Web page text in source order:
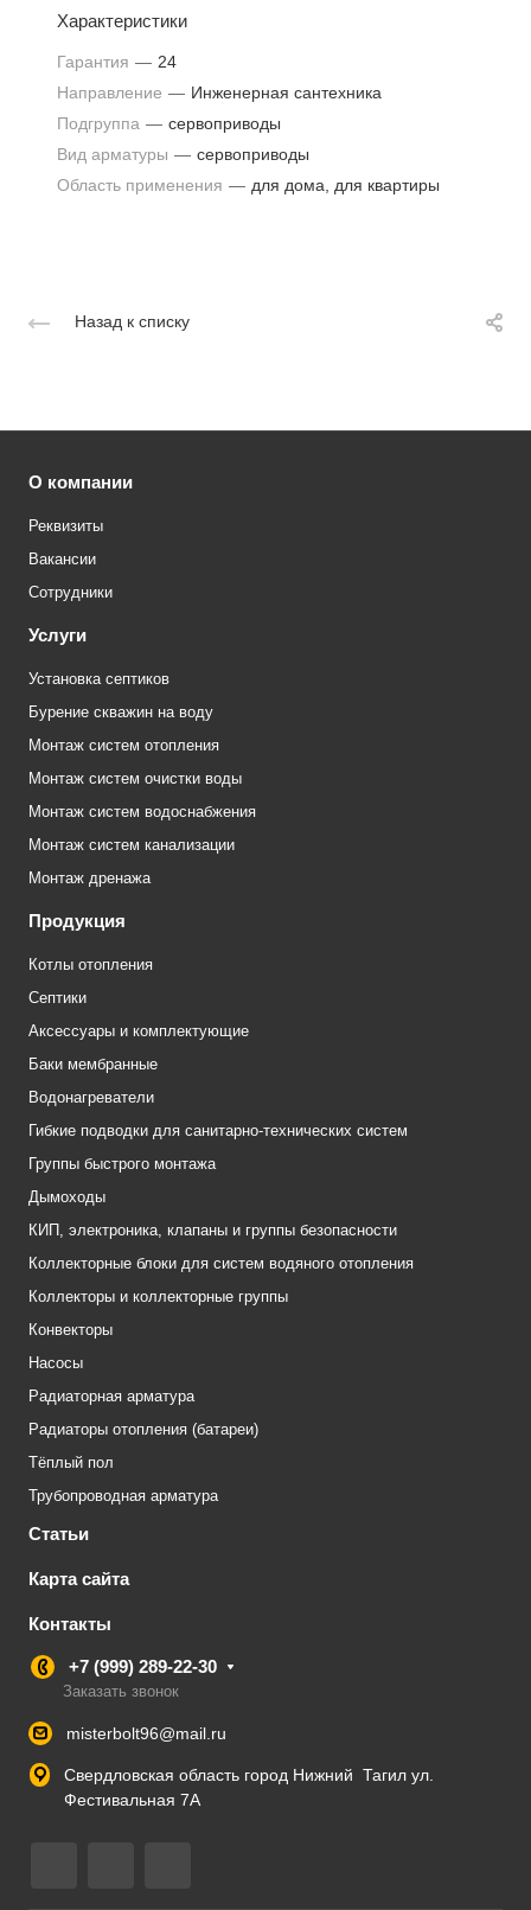
Характеристики
Гарантия — 24
Направление — Инженерная сантехника
Подгруппа — сервоприводы
Вид арматуры — сервоприводы
Область применения — для дома, для квартиры
Назад к списку
О компании
Реквизиты
Вакансии
Сотрудники
Услуги
Установка септиков
Бурение скважин на воду
Монтаж систем отопления
Монтаж систем очистки воды
Монтаж систем водоснабжения
Монтаж систем канализации
Монтаж дренажа
Продукция
Котлы отопления
Септики
Аксессуары и комплектующие
Баки мембранные
Водонагреватели
Гибкие подводки для санитарно-технических систем
Группы быстрого монтажа
Дымоходы
КИП, электроника, клапаны и группы безопасности
Коллекторные блоки для систем водяного отопления
Коллекторы и коллекторные группы
Конвекторы
Насосы
Радиаторная арматура
Радиаторы отопления (батареи)
Тёплый пол
Трубопроводная арматура
Статьи
Карта сайта
Контакты
+7 (999) 289-22-30
Заказать звонок
misterbolt96@mail.ru
Свердловская область город Нижний Тагил ул.
Фестивальная 7А